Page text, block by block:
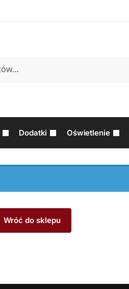
Dodatki Oświetlenie
Wróć do sklepu